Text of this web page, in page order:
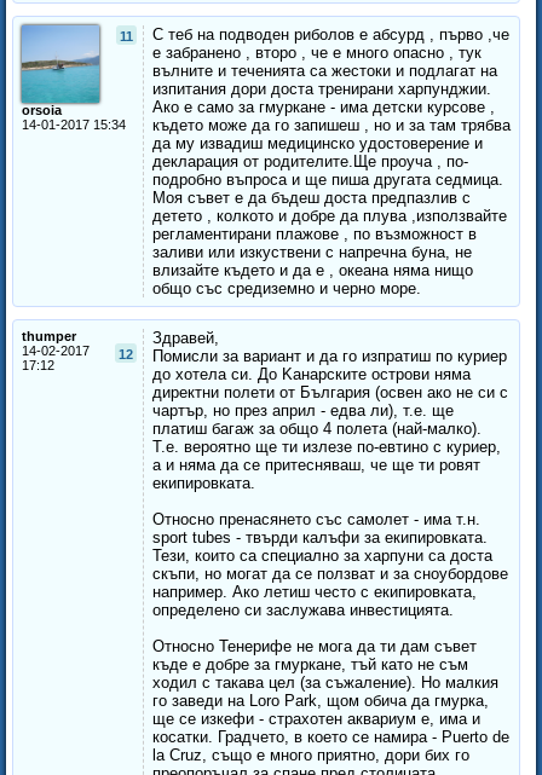
11
orsoia
14-01-2017 15:34
С теб на подводен риболов е абсурд , първо ,че
е забранено , второ , че е много опасно , тук
вълните и теченията са жестоки и подлагат на
изпитания дори доста тренирани харпунджии.
Ако е само за гмуркане - има детски курсове ,
където може да го запишеш , но и за там трябва
да му извадиш медицинско удостоверение и
декларация от родителите.Ще проуча , по-
подробно въпроса и ще пиша другата седмица.
Моя съвет е да бъдеш доста предпазлив с
детето , колкото и добре да плува ,използвайте
регламентирани плажове , по възможност в
заливи или изкуствени с напречна буна, не
влизайте където и да е , океана няма нищо
общо със средиземно и черно море.
thumper
12
14-02-2017
17:12
Здравей,
Помисли за вариант и да го изпратиш по куриер
до хотела си. До Kанарските острови няма
директни полети от България (освен ако не си с
чартър, но през април - едва ли), т.е. ще
платиш багаж за общо 4 полета (най-малко).
Т.е. вероятно ще ти излезе по-евтино с куриер,
а и няма да се притесняваш, че ще ти ровят
екипировката.
Относно пренасянето със самолет - има т.н.
sport tubes - твърди калъфи за екипировката.
Тези, които са специално за харпуни са доста
скъпи, но могат да се ползват и за сноубордове
например. Ако летиш често с екипировката,
определено си заслужава инвестицията.
Относно Тенерифе не мога да ти дам съвет
къде е добре за гмуркане, тъй като не съм
ходил с такава цел (за съжаление). Но малкия
го заведи на Loro Park, щом обича да гмурка,
ще се изкефи - страхотен аквариум е, има и
косатки. Градчето, в което се намира - Puerto de
la Cruz, също е много приятно, дори бих го